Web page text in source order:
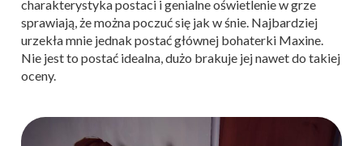
charakterystyka postaci i genialne oświetlenie w grze
sprawiają, że można poczuć się jak w śnie. Najbardziej
urzekła mnie jednak postać głównej bohaterki Maxine.
Nie jest to postać idealna, dużo brakuje jej nawet do takiej
oceny.